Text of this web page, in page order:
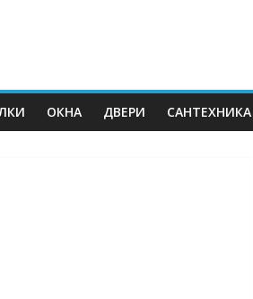
ОКНА ДВЕРИ САНТЕХНИКА